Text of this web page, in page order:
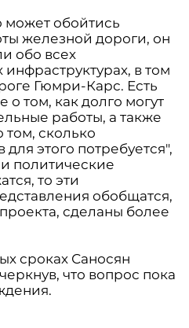
может обойтись
железной дороги, он
обо всех
в том
Гюмри-Карс. Есть
том, как долго могут
работы, а также
том, сколько
этого потребуется",
политические
то эти
обобщатся,
сделаны более
сроках Саносян
что вопрос пока